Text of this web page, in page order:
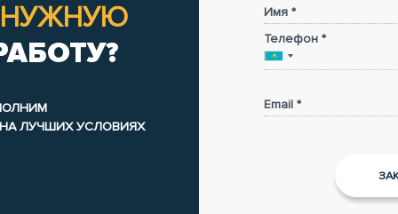
НУЖНУЮ
ЛУЧШИХ УСЛОВИЯХ
Имя *
Телефон *
Email *